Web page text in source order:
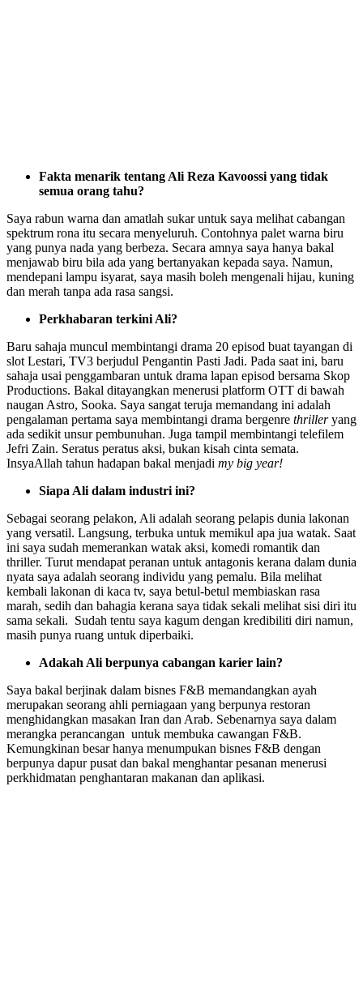
Fakta menarik tentang Ali Reza Kavoossi yang tidak
semua orang tahu?
Saya rabun warna dan amatlah sukar untuk saya melihat cabangan
spektrum rona itu secara menyeluruh. Contohnya palet warna biru
yang punya nada yang berbeza. Secara amnya saya hanya bakal
menjawab biru bila ada yang bertanyakan kepada saya. Namun,
mendepani lampu isyarat, saya masih boleh mengenali hijau, kuning
dan merah tanpa ada rasa sangsi.
Perkhabaran terkini Ali?
Baru sahaja muncul membintangi drama 20 episod buat tayangan di
slot Lestari, TV3 berjudul Pengantin Pasti Jadi. Pada saat ini, baru
sahaja usai penggambaran untuk drama lapan episod bersama Skop
Productions. Bakal ditayangkan menerusi platform OTT di bawah
naugan Astro, Sooka. Saya sangat teruja memandang ini adalah
pengalaman pertama saya membintangi drama bergenre thrilleryang
ada sedikit unsur pembunuhan. Juga tampil membintangi telefilem
Jefri Zain. Seratus peratus aksi, bukan kisah cinta semata.
InsyaAllah tahun hadapan bakal menjadi my big year!
Siapa Ali dalam industri ini?
Sebagai seorang pelakon, Ali adalah seorang pelapis dunia lakonan
yang versatil. Langsung, terbuka untuk memikul apa jua watak. Saat
ini saya sudah memerankan watak aksi, komedi romantik dan
thriller. Turut mendapat peranan untuk antagonis kerana dalam dunia
nyata saya adalah seorang individu yang pemalu. Bila melihat
kembali lakonan di kaca tv, saya betul-betul membiaskan rasa
marah, sedih dan bahagia kerana saya tidak sekali melihat sisi diri itu
sama sekali. Sudah tentu saya kagum dengan kredibiliti diri namun,
masih punya ruang untuk diperbaiki.
Adakah Ali berpunya cabangan karier lain?
Saya bakal berjinak dalam bisnes F&B memandangkan ayah
merupakan seorang ahli perniagaan yang berpunya restoran
menghidangkan masakan Iran dan Arab. Sebenarnya saya dalam
merangka perancangan untuk membuka cawangan F&B.
Kemungkinan besar hanya menumpukan bisnes F&B dengan
berpunya dapur pusat dan bakal menghantar pesanan menerusi
perkhidmatan penghantaran makanan dan aplikasi.